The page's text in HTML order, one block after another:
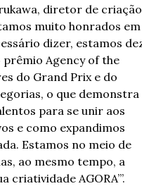
diretor de criação
muito honrados em
dizer, estamos
Agency of the
do Grand Prix e do
o que demonstra
para se unir aos
e como expandimos
Estamos no meio de
ao mesmo tempo, a
criatividade AGORA’”.